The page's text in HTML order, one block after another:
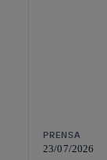
PRENSA
23/07/2026